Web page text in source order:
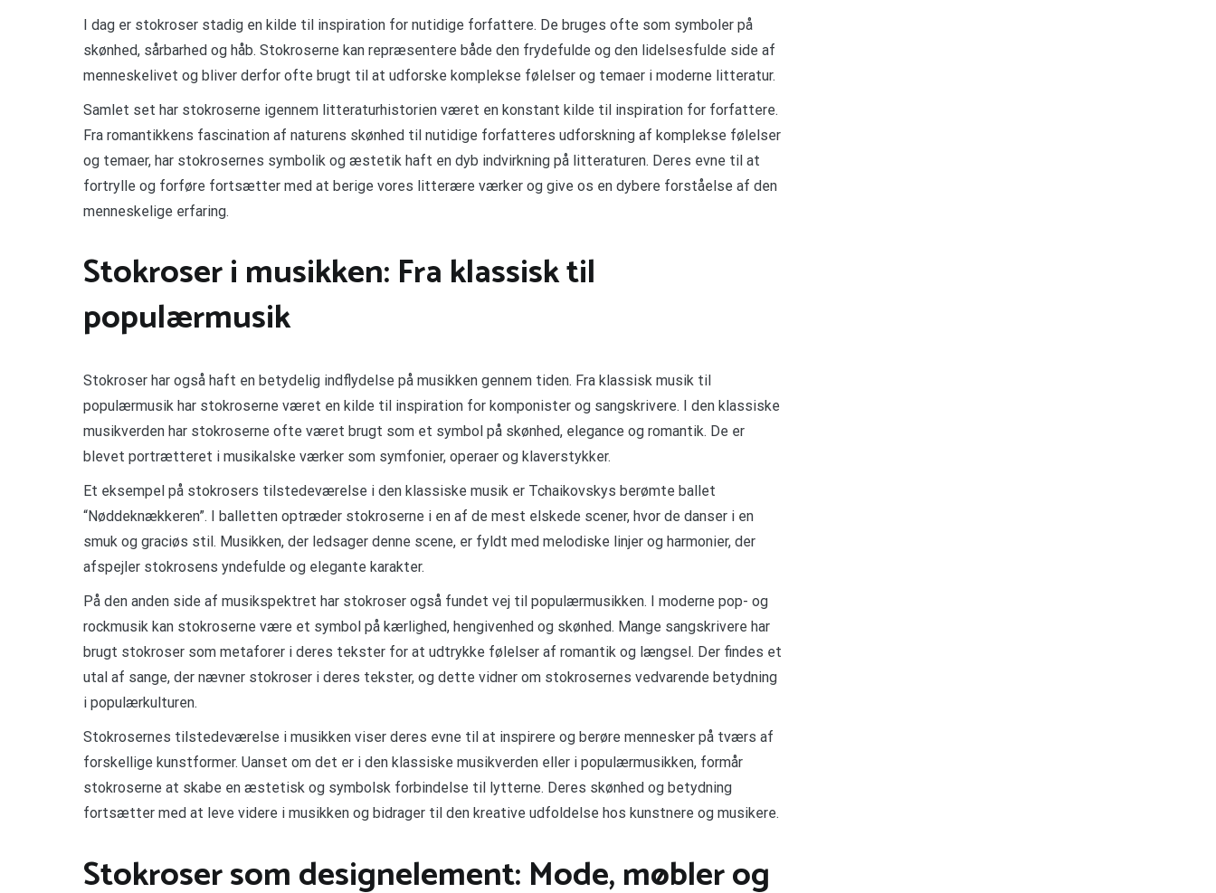
I dag er stokroser stadig en kilde til inspiration for nutidige forfattere. De bruges ofte som symboler på
skønhed, sårbarhed og håb. Stokroserne kan repræsentere både den frydefulde og den lidelsesfulde side af
menneskelivet og bliver derfor ofte brugt til at udforske komplekse følelser og temaer i moderne litteratur.
Samlet set har stokroserne igennem litteraturhistorien været en konstant kilde til inspiration for forfattere.
Fra romantikkens fascination af naturens skønhed til nutidige forfatteres udforskning af komplekse følelser
og temaer, har stokrosernes symbolik og æstetik haft en dyb indvirkning på litteraturen. Deres evne til at
fortrylle og forføre fortsætter med at berige vores litterære værker og give os en dybere forståelse af den
menneskelige erfaring.
Stokroser i musikken: Fra klassisk til
populærmusik
Stokroser har også haft en betydelig indflydelse på musikken gennem tiden. Fra klassisk musik til
populærmusik har stokroserne været en kilde til inspiration for komponister og sangskrivere. I den klassiske
musikverden har stokroserne ofte været brugt som et symbol på skønhed, elegance og romantik. De er
blevet portrætteret i musikalske værker som symfonier, operaer og klaverstykker.
Et eksempel på stokrosers tilstedeværelse i den klassiske musik er Tchaikovskys berømte ballet
“Nøddeknækkeren”. I balletten optræder stokroserne i en af de mest elskede scener, hvor de danser i en
smuk og graciøs stil. Musikken, der ledsager denne scene, er fyldt med melodiske linjer og harmonier, der
afspejler stokrosens yndefulde og elegante karakter.
På den anden side af musikspektret har stokroser også fundet vej til populærmusikken. I moderne pop- og
rockmusik kan stokroserne være et symbol på kærlighed, hengivenhed og skønhed. Mange sangskrivere har
brugt stokroser som metaforer i deres tekster for at udtrykke følelser af romantik og længsel. Der findes et
utal af sange, der nævner stokroser i deres tekster, og dette vidner om stokrosernes vedvarende betydning
i populærkulturen.
Stokrosernes tilstedeværelse i musikken viser deres evne til at inspirere og berøre mennesker på tværs af
forskellige kunstformer. Uanset om det er i den klassiske musikverden eller i populærmusikken, formår
stokroserne at skabe en æstetisk og symbolsk forbindelse til lytterne. Deres skønhed og betydning
fortsætter med at leve videre i musikken og bidrager til den kreative udfoldelse hos kunstnere og musikere.
Stokroser som designelement: Mode, møbler og